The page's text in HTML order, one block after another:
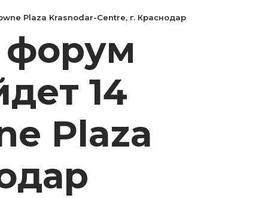
Plaza Krasnodar-Centre, г. Краснодар
форум
14
Plaza